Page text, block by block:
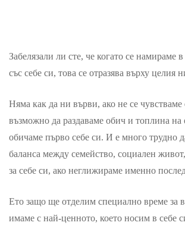
Забелязали ли сте, че когато се намираме
със себе си, това се отразява върху целия
Няма как да ни върви, ако не се
възможно да раздаваме обич и топлина на
обичаме първо себе си. И е много трудно
баланса между семейство, социален
за себе си, ако неглижираме именно
Ето защо ще отделим специално време за
имаме с най-ценното, което носим в себе